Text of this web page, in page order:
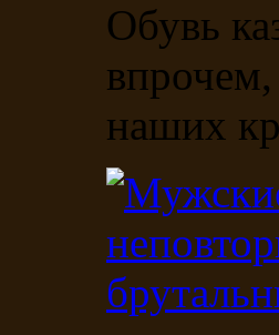
Обувь
наших